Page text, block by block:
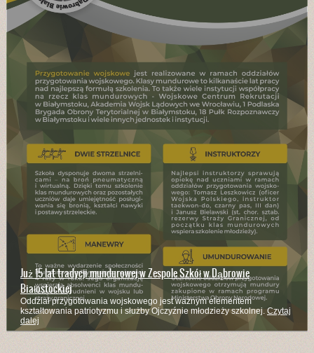
Już 15 lat tradycji mundurowej w Zespole Szkół w Dąbrowie
Białostockiej
Oddział przygotowania wojskowego jest ważnym elementem
kształtowania patriotyzmu i służby Ojczyźnie młodzieży szkolnej. Czytaj
dalej